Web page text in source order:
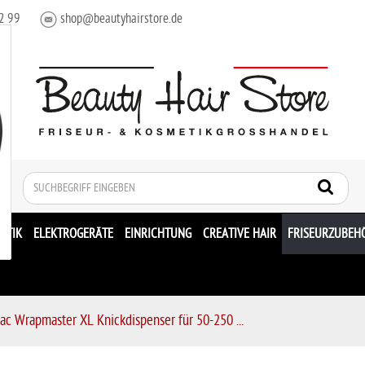
99 shop@beautyhairstore.de
ELEKTROGERÄTE EINRICHTUNG CREATIVE HAIR
Wrapmaster XL Knickdispenser für 50-250 ...